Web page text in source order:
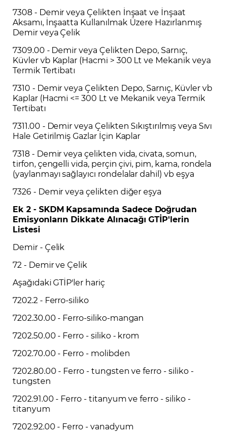
7308 - Demir veya Çelikten İnşaat ve İnşaat
Aksamı, İnşaatta Kullanılmak Üzere Hazırlanmış
Demir veya Çelik
7309.00 - Demir veya Çelikten Depo, Sarnıç,
Küvler vb Kaplar (Hacmi > 300 Lt ve Mekanik veya
Termik Tertibatı
7310 - Demir veya Çelikten Depo, Sarnıç, Küvler vb
Kaplar (Hacmi <= 300 Lt ve Mekanik veya Termik
Tertibatı
7311.00 - Demir veya Çelikten Sıkıştırılmış veya Sıvı
Hale Getirilmiş Gazlar İçin Kaplar
7318 - Demir veya çelikten vida, civata, somun,
tirfon, çengelli vida, perçin çivi, pim, kama, rondela
(yaylanmayı sağlayıcı rondelalar dahil) vb eşya
7326 - Demir veya çelikten diğer eşya
Ek 2 - SKDM Kapsamında Sadece Doğrudan
Emisyonların Dikkate Alınacağı GTİP'lerin
Listesi
Demir - Çelik
72 - Demir ve Çelik
Aşağıdaki GTİP'ler hariç
7202.2 - Ferro-siliko
7202.30.00 - Ferro-siliko-mangan
7202.50.00 - Ferro - siliko - krom
7202.70.00 - Ferro - molibden
7202.80.00 - Ferro - tungsten ve ferro - siliko -
tungsten
7202.91.00 - Ferro - titanyum ve ferro - siliko -
titanyum
7202.92.00 - Ferro - vanadyum